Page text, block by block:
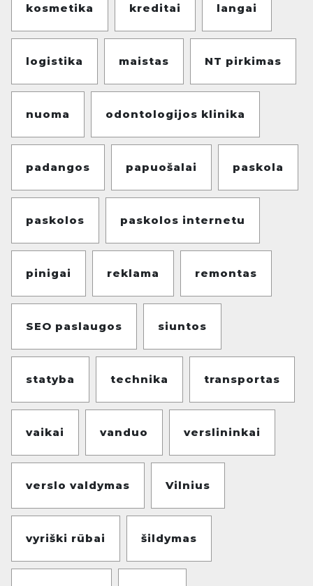
kosmetika kreditai langai
logistika maistas NT pirkimas
nuoma odontologijos klinika
padangos papuošalai paskola
paskolos paskolos internetu
pinigai reklama remontas
SEO paslaugos siuntos
statyba technika transportas
vaikai vanduo verslininkai
verslo valdymas Vilnius
vyriški rūbai šildymas